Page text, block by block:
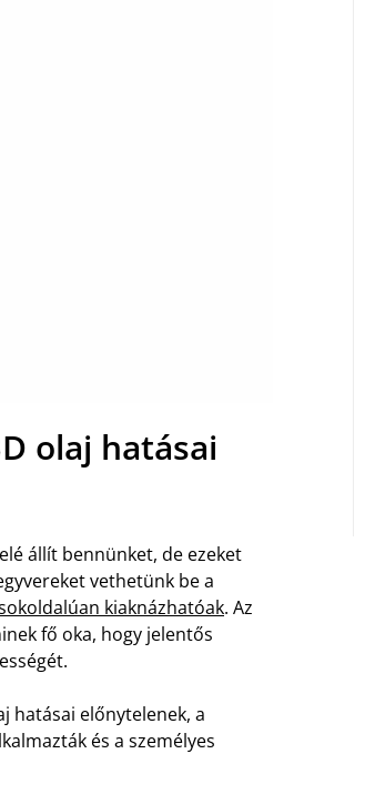
olaj hatásai
állít bennünket, de ezeket
vethetünk be a
kiaknázhatóak. Az
fő oka, hogy jelentős
hatásai előnytelenek, a
és a személyes